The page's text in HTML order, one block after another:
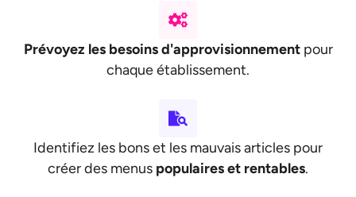
Prévoyez les besoins d'approvisionnementpour
chaque établissement.
Identifiez les bons et les mauvais articles pour
créer des menus populaires et rentables.